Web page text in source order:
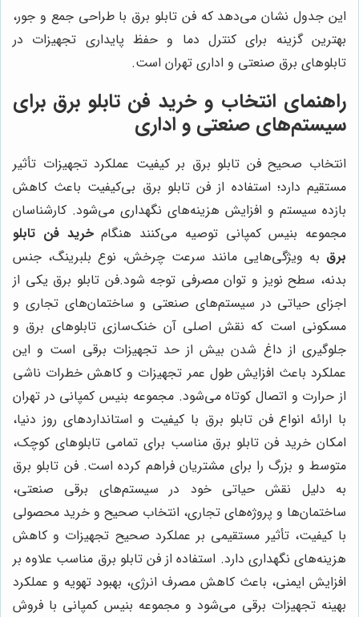
این جدول نشان می‌دهد که فن تابلو برق با طراحی جمع و جور،
بهترین گزینه برای کنترل دما و حفظ پایداری تجهیزات در
تابلوهای برق صنعتی و اداری تهران است.
راهنمای انتخاب و خرید فن تابلو برق برای
سیستم‌های صنعتی و اداری
انتخاب صحیح فن تابلو برق بر کیفیت عملکرد تجهیزات تأثیر
مستقیم دارد؛ استفاده از فن تابلو برق بی‌کیفیت باعث کاهش
بازده سیستم و افزایش هزینه‌های نگهداری می‌شود. کارشناسان
مجموعه بنیس کمپانی توصیه می‌کنند هنگام خرید فن تابلو
برق به ویژگی‌هایی مانند سرعت چرخش، نوع بلبرینگ، جنس
بدنه، سطح نویز و توان مصرفی توجه شود.فن تابلو برق یکی از
اجزای حیاتی در سیستم‌های صنعتی و ساختمان‌های تجاری و
مسکونی است که نقش اصلی آن خنک‌سازی تابلوهای برق و
جلوگیری از داغ شدن بیش از حد تجهیزات برقی است و این
عملکرد باعث افزایش طول عمر تجهیزات و کاهش خطرات ناشی
از حرارت و اتصال کوتاه می‌شود. مجموعه بنیس کمپانی در تهران
با ارائه انواع فن تابلو برق با کیفیت و استانداردهای روز دنیا،
امکان خرید فن تابلو برق مناسب برای تمامی تابلوهای کوچک،
متوسط و بزرگ را برای مشتریان فراهم کرده است. فن تابلو برق
به دلیل نقش حیاتی خود در سیستم‌های برقی صنعتی،
ساختمان‌ها و پروژه‌های تجاری، انتخاب صحیح و خرید محصولی
با کیفیت، تأثیر مستقیمی بر عملکرد صحیح تجهیزات و کاهش
هزینه‌های نگهداری دارد. استفاده از فن تابلو برق مناسب علاوه بر
افزایش ایمنی، باعث کاهش مصرف انرژی، بهبود تهویه و عملکرد
بهینه تجهیزات برقی می‌شود و مجموعه بنیس کمپانی با فروش